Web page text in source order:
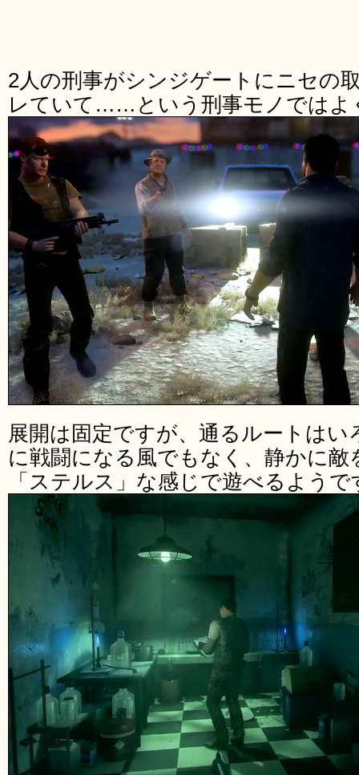
2人の刑事がシンジゲートにニセの
レていて……という刑事モノではよ
展開は固定ですが、通るルートはい
に戦闘になる風でもなく、静かに
「ステルス」な感じで遊べるようで